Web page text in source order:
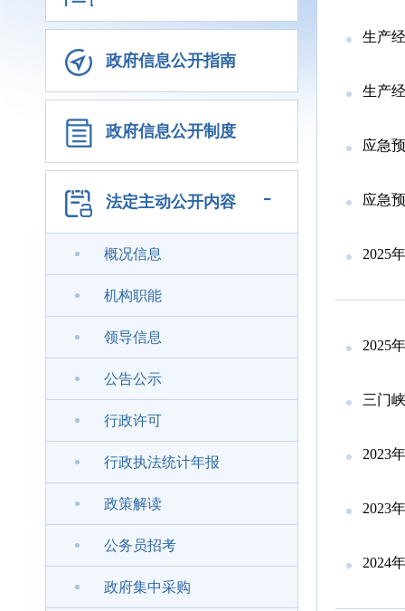
政府信息公开指南
政府信息公开制度
法定主动公开内容 -
概况信息
机构职能
领导信息
公告公示
行政许可
行政执法统计年报
政策解读
公务员招考
政府集中采购
生产
生产
应急
应急
2025
2025
三门
2023
2023
2024